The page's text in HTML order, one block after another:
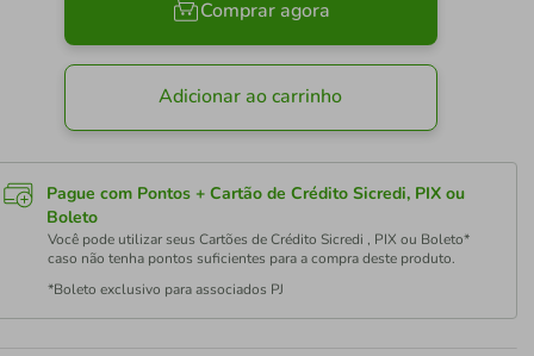
Comprar agora
Adicionar ao carrinho
Pague com Pontos + Cartão de Crédito Sicredi, PIX ou
Boleto
Você pode utilizar seus Cartões de Crédito Sicredi , PIX ou Boleto*
caso não tenha pontos suficientes para a compra deste produto.
*Boleto exclusivo para associados PJ